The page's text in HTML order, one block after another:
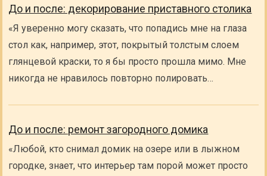
До и после: декорирование приставного столика
«Я уверенно могу сказать, что попадись мне на глаза
стол как, например, этот, покрытый толстым слоем
глянцевой краски, то я бы просто прошла мимо. Мне
никогда не нравилось повторно полировать…
До и после: ремонт загородного домика
«Любой, кто снимал домик на озере или в лыжном
городке, знает, что интерьер там порой может просто